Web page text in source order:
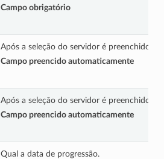
Campo obrigatório
Após a seleção do servidor é preenchido a
Campo preencido automaticamente
Após a seleção do servidor é preenchido a
Campo preencido automaticamente
Qual a data de progressão.